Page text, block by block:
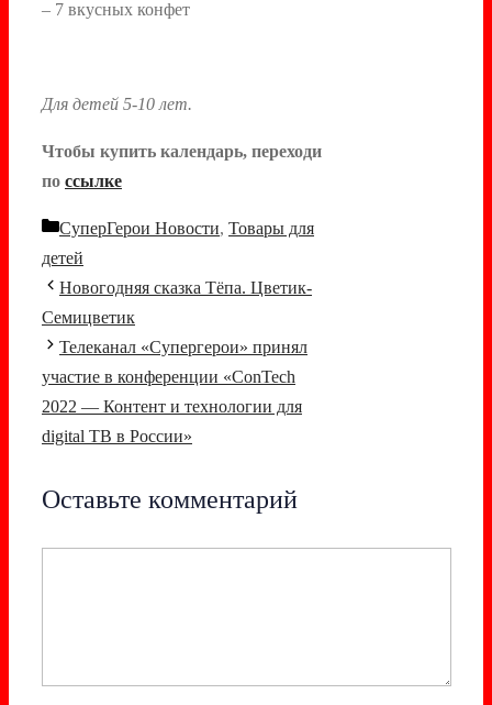
– 7 вкусных конфет
Для детей 5-10 лет.
Чтобы купить календарь, переходи
по ссылке
Рубрики
СуперГерои Новости, Товары для
детей
Навигация
записи
Новогодняя сказка Тёпа. Цветик-
Семицветик
Телеканал «Супергерои» принял
участие в конференции «ConTech
2022 — Контент и технологии для
digital ТВ в России»
Оставьте комментарий